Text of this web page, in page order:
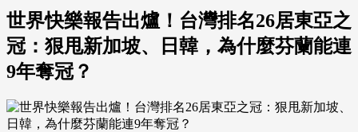
世界快樂報告出爐！台灣排名26居東亞之
冠：狠甩新加坡、日韓，為什麼芬蘭能連
9年奪冠？